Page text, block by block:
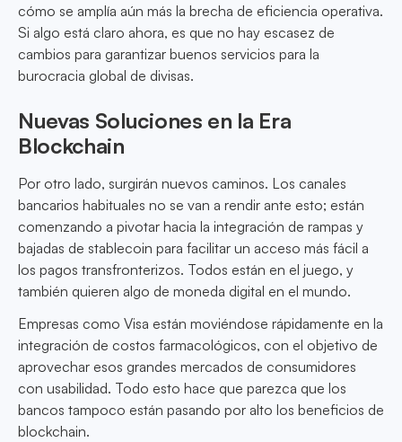
cómo se amplía aún más la brecha de eficiencia operativa.
Si algo está claro ahora, es que no hay escasez de
cambios para garantizar buenos servicios para la
burocracia global de divisas.
Nuevas Soluciones en la Era
Blockchain
Por otro lado, surgirán nuevos caminos. Los canales
bancarios habituales no se van a rendir ante esto; están
comenzando a pivotar hacia la integración de rampas y
bajadas de stablecoin para facilitar un acceso más fácil a
los pagos transfronterizos. Todos están en el juego, y
también quieren algo de moneda digital en el mundo.
Empresas como Visa están moviéndose rápidamente en la
integración de costos farmacológicos, con el objetivo de
aprovechar esos grandes mercados de consumidores
con usabilidad. Todo esto hace que parezca que los
bancos tampoco están pasando por alto los beneficios de
blockchain.